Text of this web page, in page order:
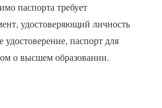
паспорта требует
удостоверяющий личность
удостоверение, паспорт для
о высшем образовании.